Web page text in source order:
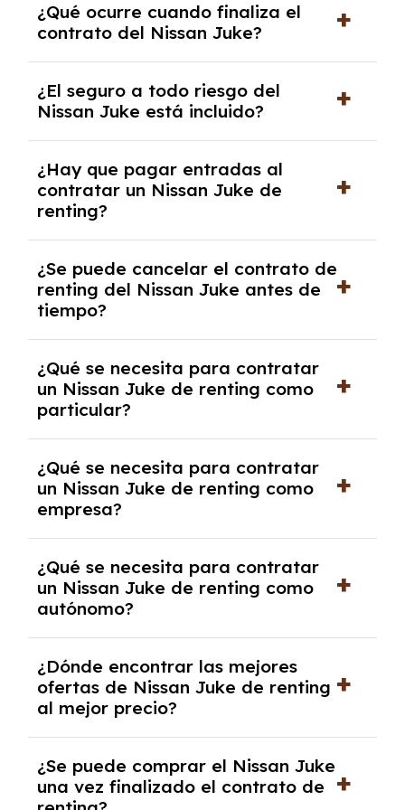
contrato y puede variar entre 10,000 y
30,000 km anuales. Si excedes ese límite,
puede haber un cargo adicional.
¿Qué ocurre cuando finaliza el
contrato del Nissan Juke?
coche, renovarlo por uno nuevo o, en algunos
casos, comprarlo a un precio previamente
acordado.
¿El seguro a todo riesgo del
Nissan Juke está incluido?
Juke con el seguro a todo riesgo sin
franquicia incluido dentro de las cuotas
mensuales.
¿Hay que pagar entradas al
contratar un Nissan Juke de
renting?
tendrás que pagar ningún tipo de entrada
salvo en casos que lo exija el proveedor
debido al resultado del estudio de viabilidad
económica.
¿Se puede cancelar el contrato de
renting del Nissan Juke antes de
tiempo?
pero puede haber penalizaciones por
cancelación anticipada. Es importante revisar
las condiciones del contrato y hablar con un
experto que te asesore.
¿Qué se necesita para contratar
un Nissan Juke de renting como
particular?
y, en algunos casos, una consulta de solvencia
crediticia y un pago inicial.
¿Qué se necesita para contratar
un Nissan Juke de renting como
empresa?
documentación financiera y, en algunos
casos, un informe de solvencia de la empresa
y un pago inicial.
¿Qué se necesita para contratar
un Nissan Juke de renting como
autónomo?
autónomos, justificante de ingresos y, en
algunos casos, un informe fiscal y un pago
inicial.
¿Dónde encontrar las mejores
ofertas de Nissan Juke de renting
al mejor precio?
mejores ofertas de vehículos de renting con
todos los gastos incluidos y sin pagar
¿Se puede comprar el Nissan Juke
una vez finalizado el contrato de